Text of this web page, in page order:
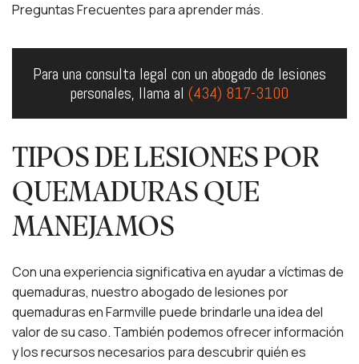
Preguntas Frecuentes para aprender más.
Para una consulta legal con un abogado de lesiones
personales, llama al (434) 817-3100
TIPOS DE LESIONES POR
QUEMADURAS QUE
MANEJAMOS
Con una experiencia significativa en ayudar a víctimas de
quemaduras, nuestro abogado de lesiones por
quemaduras en Farmville puede brindarle una idea del
valor de su caso. También podemos ofrecer información
y los recursos necesarios para descubrir quién es